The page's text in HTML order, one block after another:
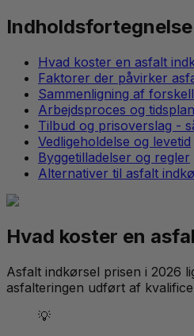
Indholdsfortegnelse
Hvad koster en asfalt
Faktorer der påvirker
Sammenligning af
Arbejdsproces og
Tilbud og prisoverslag -
Vedligeholdelse og levetid
Byggetilladelser og regler
Alternativer til asfalt
Hvad koster en
Asfalt indkørsel prisen i 2026
asfalteringen udført af
💡